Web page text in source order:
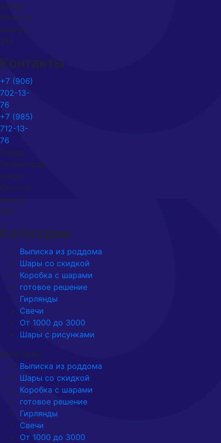
улица
Юности,
корпус
316
Контакты
+7 (906)
702-13-
76
+7 (985)
712-13-
76
Город
Зеленоград,
улица
Юности,
корпус
316
Категории
Выписка из роддома
Шары со скидкой
Коробка с шарами
готовое решение
Гирлянды
Свечи
От 1000 до 3000
Шары с рисунками
Категории
Выписка из роддома
Шары со скидкой
Коробка с шарами
готовое решение
Гирлянды
Свечи
От 1000 до 3000